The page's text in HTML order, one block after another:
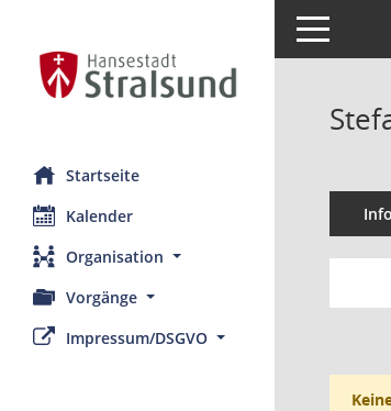
Startseite
Kalender
Organisation
Vorgänge
Impressum/DSGVO
Toggle